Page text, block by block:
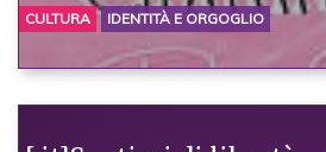
CULTURA IDENTITÀ E ORGOGLIO